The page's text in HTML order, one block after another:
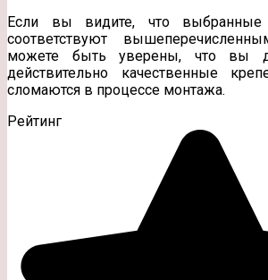
Если вы видите, что
соответствуют
можете быть уверены, что вы
действительно качественные
сломаются в процессе монтажа.
Рейтинг